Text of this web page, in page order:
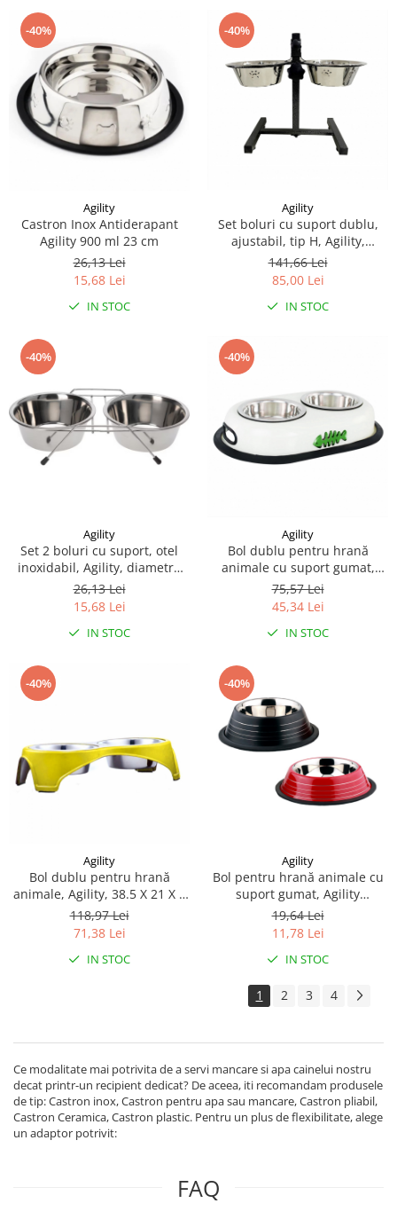
-40%
Agility
Castron Inox Antiderapant
Agility 900 ml 23 cm
26,13 Lei
15,68 Lei
IN STOC
-40%
Agility
Set boluri cu suport dublu,
ajustabil, tip H, Agility,
diametru bol 21 cm 1.5 l
141,66 Lei
85,00 Lei
IN STOC
-40%
Agility
Set 2 boluri cu suport, otel
inoxidabil, Agility, diametru
bol 13 cm 350 ml
26,13 Lei
15,68 Lei
IN STOC
-40%
Agility
Bol dublu pentru hrană
animale cu suport gumat,
Agility, diametru bol 12cm
PC1411A, Alb, 200 ml
75,57 Lei
45,34 Lei
IN STOC
-40%
Agility
Bol dublu pentru hrană
animale, Agility, 38.5 X 21 X 9
cm, galben, 750 ml
118,97 Lei
71,38 Lei
IN STOC
-40%
Agility
Bol pentru hrană animale cu
suport gumat, Agility
diametru 19 cm, Rosu/Negru
400 ml
19,64 Lei
11,78 Lei
IN STOC
1 2 3 4
Ce modalitate mai potrivita de a servi mancare si apa cainelui nostru
decat printr-un recipient dedicat? De aceea, iti recomandam produsele
de tip: Castron inox, Castron pentru apa sau mancare, Castron pliabil,
Castron Ceramica, Castron plastic. Pentru un plus de flexibilitate, alege
un adaptor potrivit:
FAQ